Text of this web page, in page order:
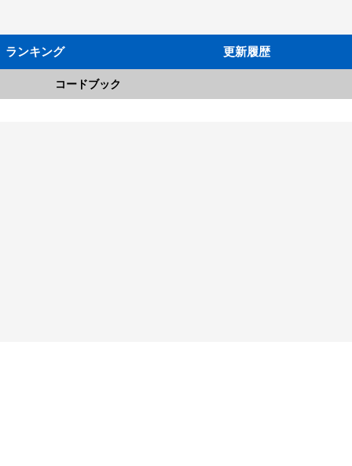
ランキング 更新履歴
コードブック